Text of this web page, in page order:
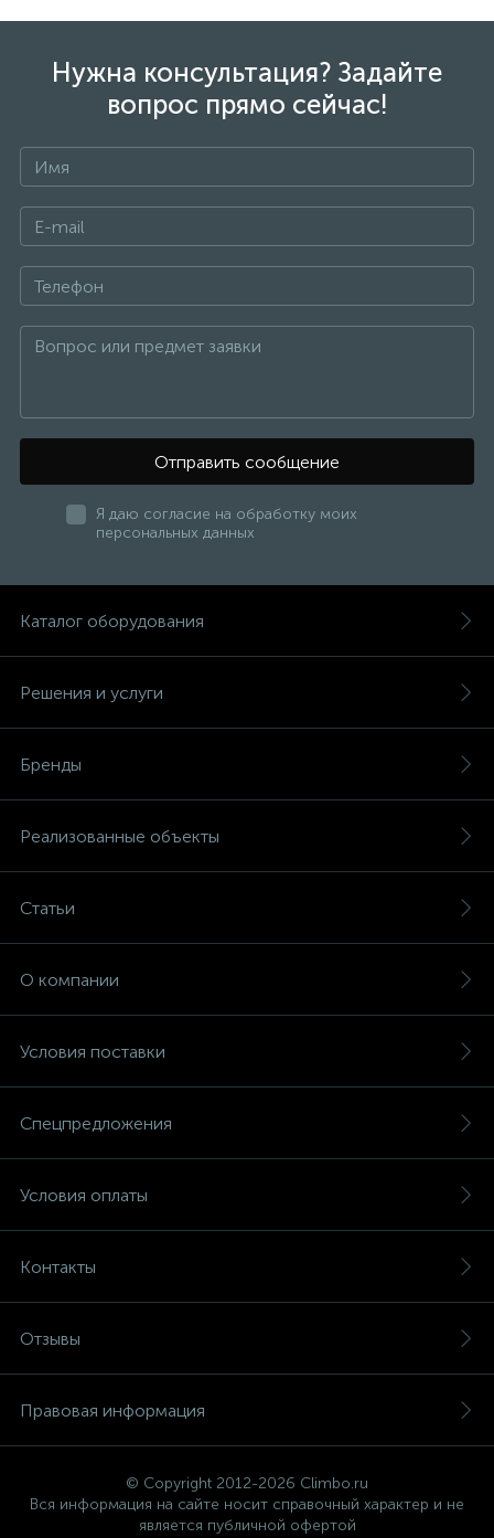
Нужна консультация? Задайте
вопрос прямо сейчас!
Отправить сообщение
Я даю согласие на обработку моих
персональных данных
Каталог оборудования
Решения и услуги
Бренды
Реализованные объекты
Статьи
О компании
Условия поставки
Спецпредложения
Условия оплаты
Контакты
Отзывы
Правовая информация
© Copyright 2012-2026 Climbo.ru
Вся информация на сайте носит справочный характер и не
является публичной офертой